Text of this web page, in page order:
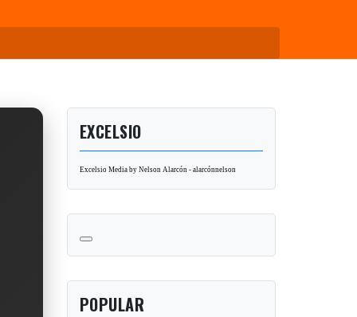
EXCELSIO
Excelsio Media by Nelson Alarcón - alarcónnelson
POPULAR